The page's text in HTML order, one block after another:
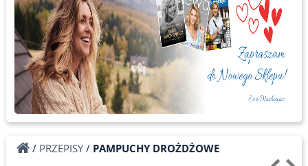
/ PRZEPISY/ PAMPUCHY DROŻDŻOWE